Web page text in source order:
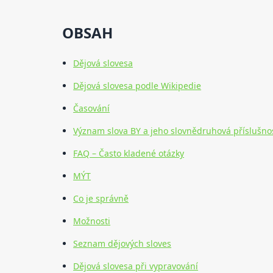
OBSAH
Dějová slovesa
Dějová slovesa podle Wikipedie
Časování
Význam slova BY a jeho slovnědruhová
FAQ – Často kladené otázky
MÝT
Co je správně
Možnosti
Seznam dějových sloves
Dějová slovesa při vypravování